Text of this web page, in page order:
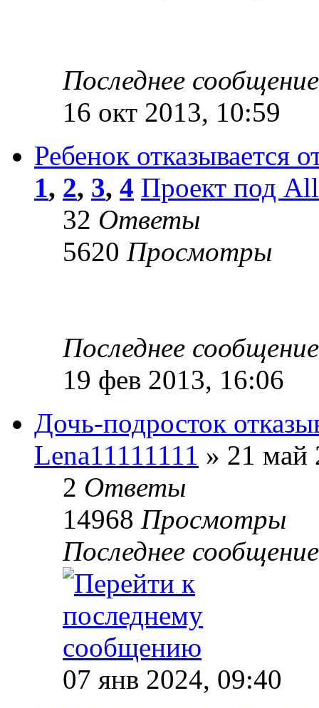
Последнее
16 окт 2013, 10:59
Ребенок отказывается
1, 2, 3, 4 Проект под
32 Ответы
5620 Просмотры
Последнее
19 фев 2013, 16:06
Дочь-подросток
Lena11111111 » 21 май
2 Ответы
14968 Просмотры
Последнее
07 янв 2024, 09:40